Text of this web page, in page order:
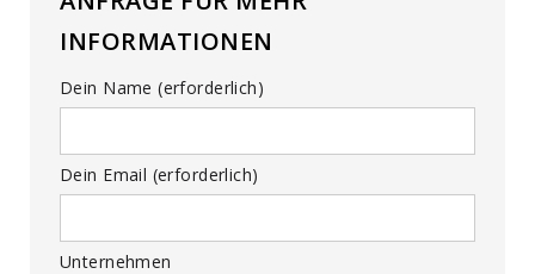
INFORMATIONEN
Dein Name (erforderlich)
Dein Email (erforderlich)
Unternehmen